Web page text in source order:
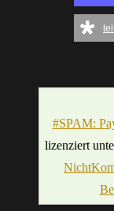
#SPAM:
lizenziert